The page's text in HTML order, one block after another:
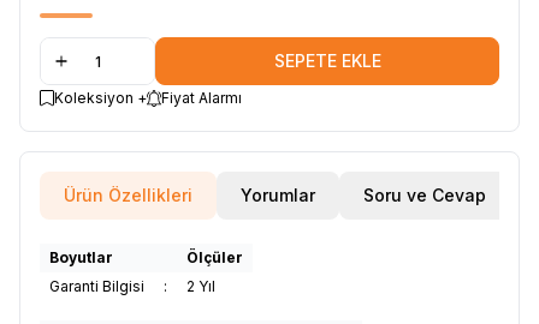
SEPETE EKLE
Koleksiyon + Fiyat Alarmı
Ürün Özellikleri Yorumlar Soru ve Cevap
Boyutlar
Ölçüler
Garanti Bilgisi
: 2 Yıl